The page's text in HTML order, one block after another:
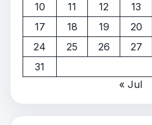
10
11 12 13
17
18 19 20
24
25 26 27
31
« Jul